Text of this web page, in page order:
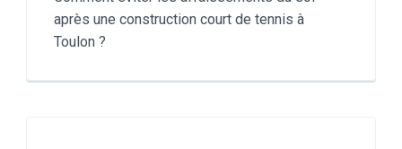
après une construction court de tennis à
Toulon ?